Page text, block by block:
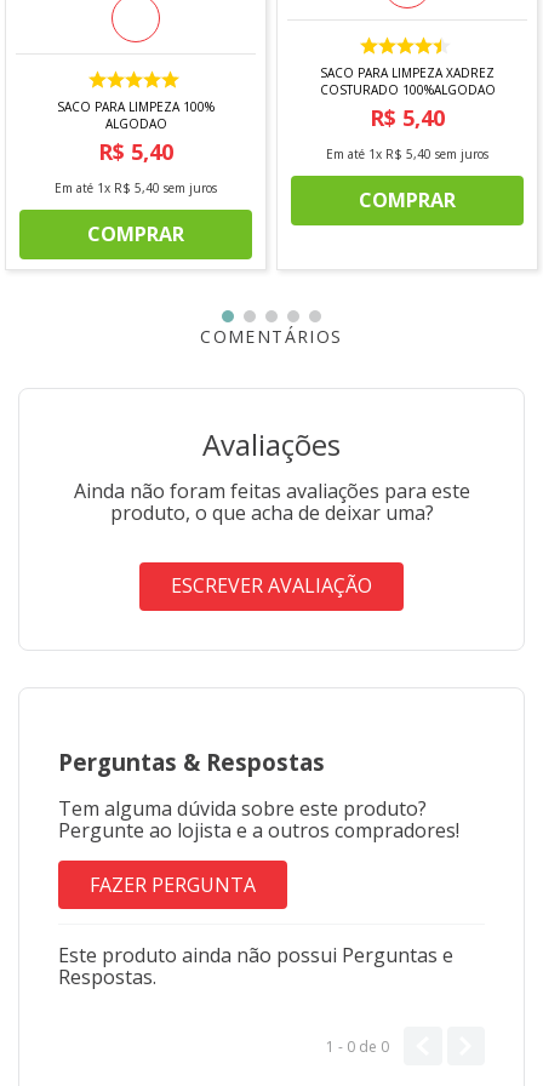
SACO PARA LIMPEZA 100%
ALGODAO
R$ 5,40
Em até 1x R$ 5,40 sem juros
COMPRAR
SACO PARA LIMPEZA XADREZ
COSTURADO 100%ALGODAO
R$ 5,40
Em até 1x R$ 5,40 sem juros
COMPRAR
COMENTÁRIOS
Avaliações
Ainda não foram feitas avaliações para este
produto, o que acha de deixar uma?
ESCREVER AVALIAÇÃO
Perguntas & Respostas
Tem alguma dúvida sobre este produto?
Pergunte ao lojista e a outros compradores!
FAZER PERGUNTA
Este produto ainda não possui Perguntas e
Respostas.
1 - 0 de 0